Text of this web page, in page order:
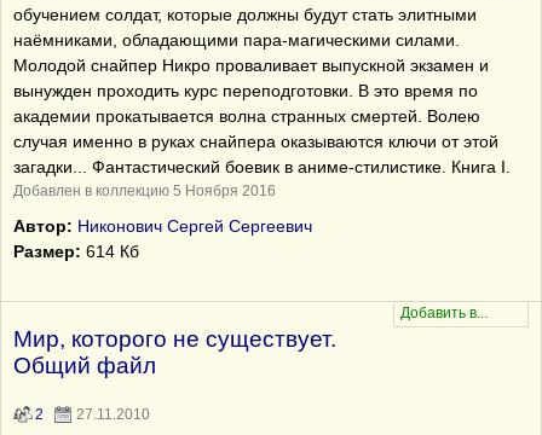
обучением солдат, которые должны будут стать элитными
наёмниками, обладающими пара-магическими силами.
Молодой снайпер Никро проваливает выпускной экзамен и
вынужден проходить курс переподготовки. В это время по
академии прокатывается волна странных смертей. Волею
случая именно в руках снайпера оказываются ключи от этой
загадки... Фантастический боевик в аниме-стилистике. Книга I.
Добавлен в коллекцию 5 Ноября 2016
Автор: Никонович Сергей Сергеевич
Размер: 614 Кб
Мир, которого не существует.
Общий файл
2 27.11.2010